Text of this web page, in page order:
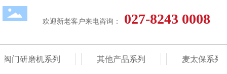
欢迎新老客户来电咨询： 027-8243 0008
阀门研磨机系列 其他产品系列 麦太保系列